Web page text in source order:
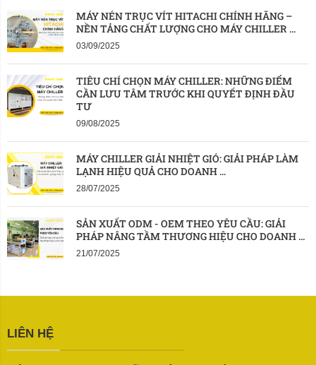
MÁY NÉN TRỤC VÍT HITACHI CHÍNH HÃNG –
NỀN TẢNG CHẤT LƯỢNG CHO MÁY CHILLER ...
03/09/2025
TIÊU CHÍ CHỌN MÁY CHILLER: NHỮNG ĐIỂM
CẦN LƯU TÂM TRƯỚC KHI QUYẾT ĐỊNH ĐẦU
TƯ
09/08/2025
MÁY CHILLER GIẢI NHIỆT GIÓ: GIẢI PHÁP LÀM
LẠNH HIỆU QUẢ CHO DOANH ...
28/07/2025
SẢN XUẤT ODM - OEM THEO YÊU CẦU: GIẢI
PHÁP NÂNG TẦM THƯƠNG HIỆU CHO DOANH ...
21/07/2025
LIÊN HỆ